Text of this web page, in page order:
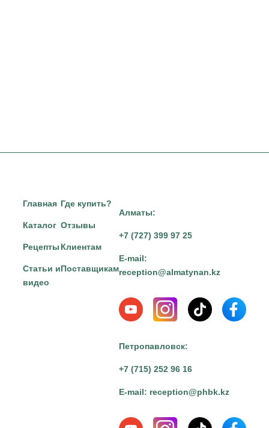
Главная
Каталог
Рецепты
Статьи и
видео
Где купить?
Отзывы
Клиентам
Поставщикам
Алматы:
+7 (727) 399 97 25
E-mail:
reception@almatynan.kz
Петропавловск:
+7 (715) 252 96 16
E-mail: reception@phbk.kz